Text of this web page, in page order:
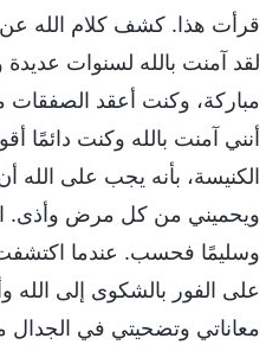
قرأت هذا. كشف كلام الله عن
لقد آمنت بالله لسنوات
مباركة، وكنت أعقد الصفقات
أنني آمنت بالله وكنت دائمًا
الكنيسة، بأنه يجب على الله
ويحميني من كل مرض وأذى.
وسليمًا فحسب. عندما
على الفور بالشكوى إلى
معاناتي وتضحيتي في الجدال